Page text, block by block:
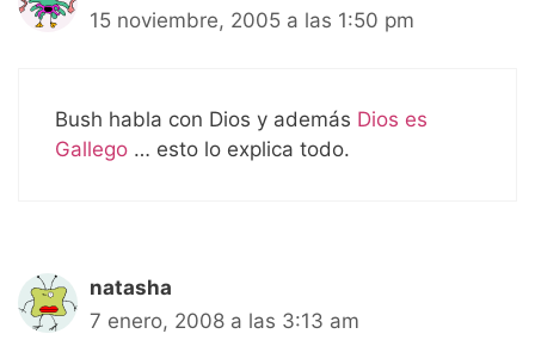
15 noviembre, 2005 a las 1:50 pm
Bush habla con Dios y además Dios es
Gallego … esto lo explica todo.
natasha
7 enero, 2008 a las 3:13 am